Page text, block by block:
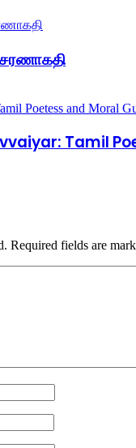
சரணாகதி
Tamil
Required fields are